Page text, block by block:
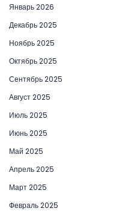
Январь 2026
Декабрь 2025
Ноябрь 2025
Октябрь 2025
Сентябрь 2025
Август 2025
Июль 2025
Июнь 2025
Май 2025
Апрель 2025
Март 2025
Февраль 2025